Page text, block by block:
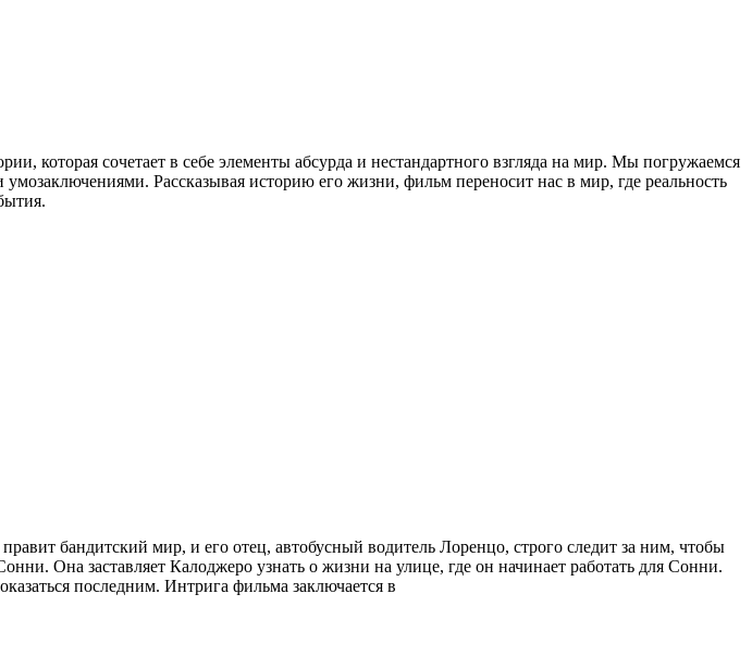
которая сочетает в себе элементы абсурда и нестандартного взгляда на мир. Мы погружаемся
Рассказывая историю его жизни, фильм переносит нас в мир, где реальность
бандитский мир, и его отец, автобусный водитель Лоренцо, строго следит за ним, чтобы
Она заставляет Калоджеро узнать о жизни на улице, где он начинает работать для Сонни.
последним. Интрига фильма заключается в